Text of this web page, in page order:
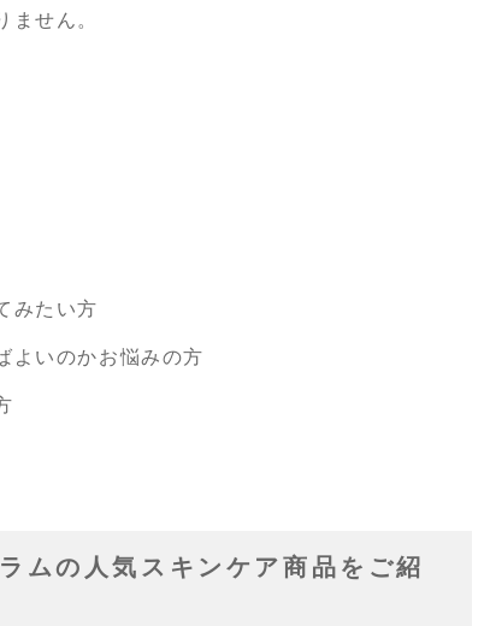
せん。
みたい方
よいのかお悩みの方
ムの人気スキンケア商品をご紹